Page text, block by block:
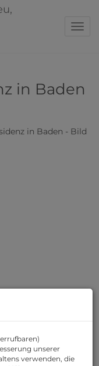
in Baden
unserer
verwenden, die